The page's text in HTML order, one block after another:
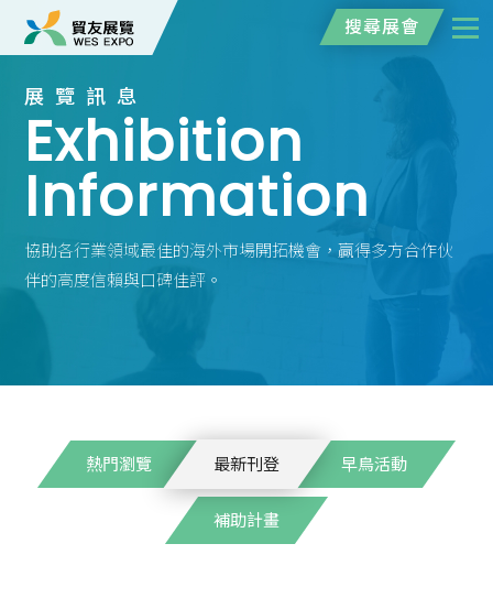
搜尋展會
展覽訊息
Exhibition
Information
協助各行業領域最佳的海外市場開拓機會，贏得多方合作伙
伴的高度信賴與口碑佳評。
熱門瀏覽 最新刊登 早鳥活動
補助計畫